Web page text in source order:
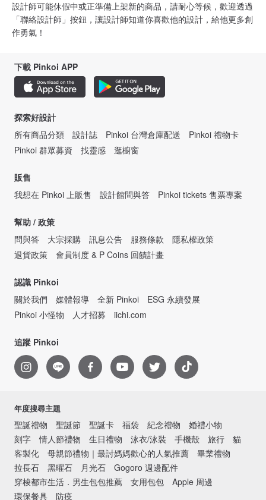
設計師可能休假中或正準備上架新的商品，請耐心等候，歡迎透過
「聯絡設計師」按鈕，讓設計師知道你喜歡他的設計，給他更多創
作勇氣！
下載 Pinkoi APP
探索好設計
所有商品分類
設計誌 Pinkoi 台灣倉庫配送
Pinkoi 禮物卡
Pinkoi 群眾募資
找靈感 逛櫥窗
販售
我想在 Pinkoi 上販售
設計館問與答 Pinkoi tickets 售票專案
幫助 / 政策
問與答
大宗採購 訊息公告 服務條款
隱私權政策
退貨政策
會員制度 & P Coins 回饋計畫
認識 Pinkoi
關於我們
媒體報導 全新 Pinkoi
ESG 永續發展
Pinkoi 小怪物
人才招募 iichi.com
追蹤 Pinkoi
年度搜尋主題
聖誕禮物 聖誕節 聖誕卡 福袋 紀念禮物
婚禮小物
刻字
情人節禮物 生日禮物 泳衣/泳裝 手機殼 旅行
貓
客製化
母親節禮物｜最討媽媽歡心的人氣推薦
畢業禮物
拉長石
黑曜石 月光石
Gogoro 週邊配件
穿梭都市生活．男生包包推薦
女用包包
Apple 周邊
環保餐具
防疫